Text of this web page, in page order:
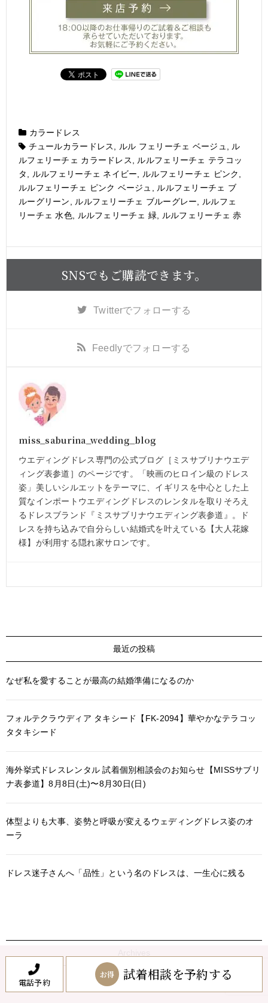
電話予約
お得 試着相談を予約する
カラードレス
チュールカラードレス
ルル フェリーチェ ベージュ
ル
ルフェリーチェ カラードレス
ルルフェリーチェ テラコッ
タ
ルルフェリーチェ ネイビー ルルフェリーチェ ピンク
ルルフェリーチェ ピンク ベージュ
ルルフェリーチェ ブ
ルーグリーン
ルルフェリーチェ ブルーグレー
ルルフェ
リーチェ 水色, ルルフェリーチェ 緑 ルルフェリーチェ 赤
SNSでもご購読できます。
Twitterでフォローする
Feedlyでフォローする
miss_saburina_wedding_blog
ウエディングドレス専門の公式ブログ［ミスサブリナウエデ
ィング表参道］のページです。「映画のヒロイン級のドレス
姿」美しいシルエットをテーマに、イギリスを中心とした上
質なインポートウエディングドレスのレンタルを取りそろえ
るドレスブランド『ミスサブリナウエディング表参道』。ド
レスを持ち込みで自分らしい結婚式を叶えている【大人花嫁
様】が利用する隠れ家サロンです。
最近の投稿
なぜ私を愛することが最高の結婚準備になるのか
フォルテクラウディア タキシード【FK-2094】華やかなテラコッ
タタキシード
海外挙式ドレスレンタル 試着個別相談会のお知らせ【MISSサブリ
ナ表参道】8月8日(土)〜8月30日(日)
体型よりも大事、姿勢と呼吸が変えるウェディングドレス姿のオ
ーラ
ドレス迷子さんへ「品性」という名のドレスは、一生心に残る
2026年8月